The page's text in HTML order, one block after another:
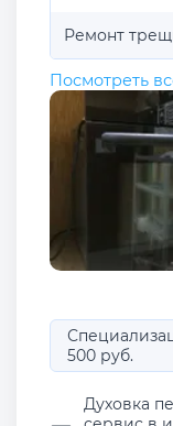
Ремонт
Посмотреть
500 руб.
Духовка